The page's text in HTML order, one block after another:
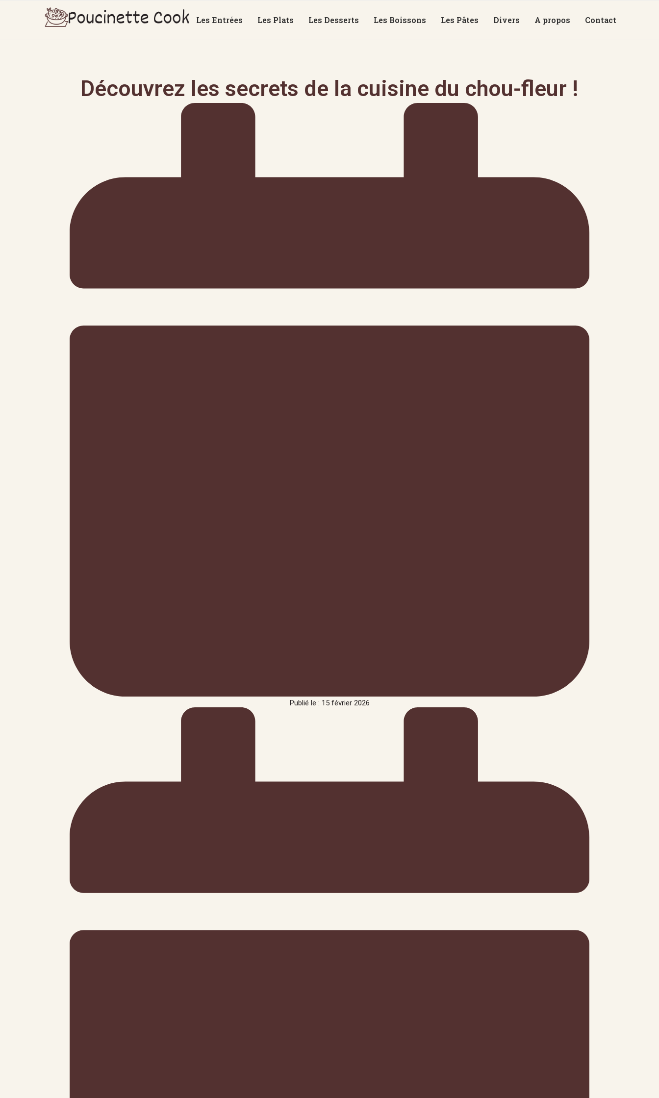
Les Entrées Les Plats Les Desserts Les Boissons Les Pâtes Divers A propos Contact
Découvrez les secrets de la cuisine du chou-fleur !
Publié le : 15 février 2026